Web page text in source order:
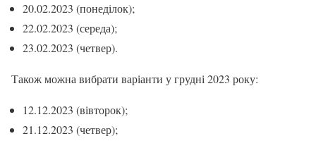
20.02.2023 (понеділок);
22.02.2023 (середа);
23.02.2023 (четвер).
Також можна вибрати варіанти у грудні 2023 року:
12.12.2023 (вівторок);
21.12.2023 (четвер);